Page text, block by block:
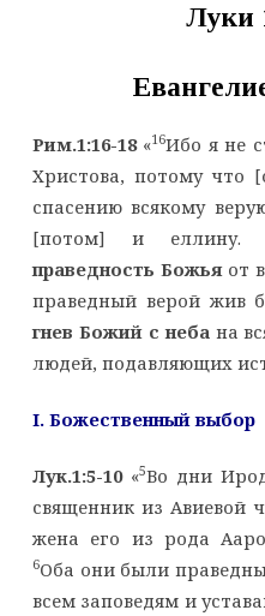
Луки
Рим.1:16-18«16Ибо я не
Христова, потому что
спасению всякому
[потом] и еллину.
праведность Божьяот
праведный верой жив
гнев Божий с неба на
людей, подавляющих
I. Божественный выбор
Лук.1:5-10«5Во дни
священник из Авиевой
жена его из рода
6Оба они были
всем заповедям и